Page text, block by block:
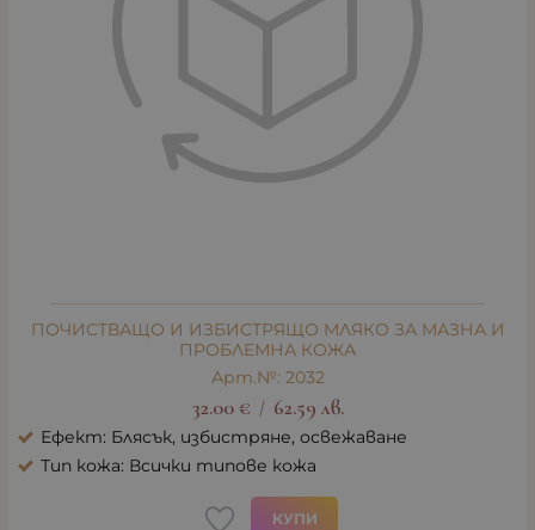
ПОЧИСТВАЩО И ИЗБИСТРЯЩО МЛЯКО ЗА МАЗНА И
ПРОБЛЕМНА КОЖА
Арт.№: 2032
32.00 € / 62.59 лв.
Ефект: Блясък, избистряне, освежаване
Тип кожа: Всички типове кожа
КУПИ